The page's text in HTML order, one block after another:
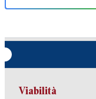
Viabilità